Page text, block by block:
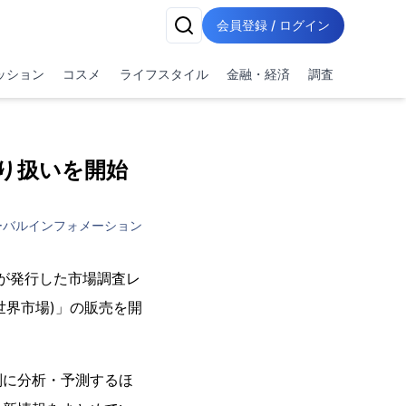
会員登録 / ログイン
ション コスメ ライフスタイル 金融・経済 調査
扱いを開始
ルインフォメーション
行した市場調査レ
市場)」の販売を開
分析・予測するほ